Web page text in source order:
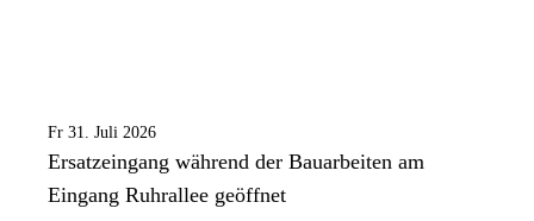
Fr 31. Juli 2026
Ersatzeingang während der Bauarbeiten am
Eingang Ruhrallee geöffnet